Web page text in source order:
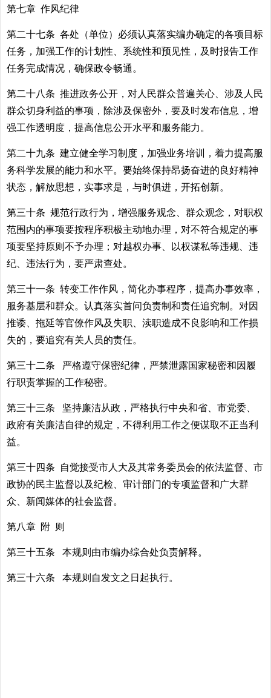
第七章 作风纪律
第二十七条 各处（单位）必须认真落实编办确定的各项目标
任务，加强工作的计划性、系统性和预见性，及时报告工作
任务完成情况，确保政令畅通。
第二十八条 推进政务公开，对人民群众普遍关心、涉及人民
群众切身利益的事项，除涉及保密外，要及时发布信息，增
强工作透明度，提高信息公开水平和服务能力。
第二十九条 建立健全学习制度，加强业务培训，着力提高服
务科学发展的能力和水平。要始终保持昂扬奋进的良好精神
状态，解放思想，实事求是，与时俱进，开拓创新。
第三十条 规范行政行为，增强服务观念、群众观念，对职权
范围内的事项要按程序积极主动地办理，对不符合规定的事
项要坚持原则不予办理；对越权办事、以权谋私等违规、违
纪、违法行为，要严肃查处。
第三十一条 转变工作作风，简化办事程序，提高办事效率，
服务基层和群众。认真落实首问负责制和责任追究制。对因
推诿、拖延等官僚作风及失职、渎职造成不良影响和工作损
失的，要追究有关人员的责任。
第三十二条 严格遵守保密纪律，严禁泄露国家秘密和因履
行职责掌握的工作秘密。
第三十三条 坚持廉洁从政，严格执行中央和省、市党委、
政府有关廉洁自律的规定，不得利用工作之便谋取不正当利
益。
第三十四条 自觉接受市人大及其常务委员会的依法监督、市
政协的民主监督以及纪检、审计部门的专项监督和广大群
众、新闻媒体的社会监督。
第八章 附 则
第三十五条 本规则由市编办综合处负责解释。
第三十六条 本规则自发文之日起执行。